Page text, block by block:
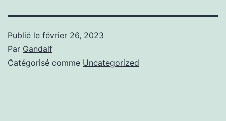
Publié le février 26, 2023
Par Gandalf
Catégorisé comme Uncategorized